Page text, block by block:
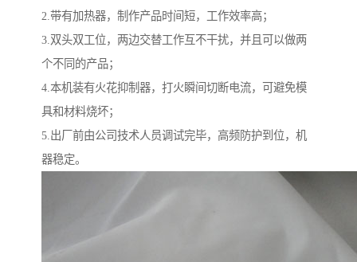
2.带有加热器，制作产品时间短，工作效率高；
3.双头双工位，两边交替工作互不干扰，并且可以做两
个不同的产品；
4.本机装有火花抑制器，打火瞬间切断电流，可避免模
具和材料烧坏；
5.出厂前由公司技术人员调试完毕，高频防护到位，机
器稳定。